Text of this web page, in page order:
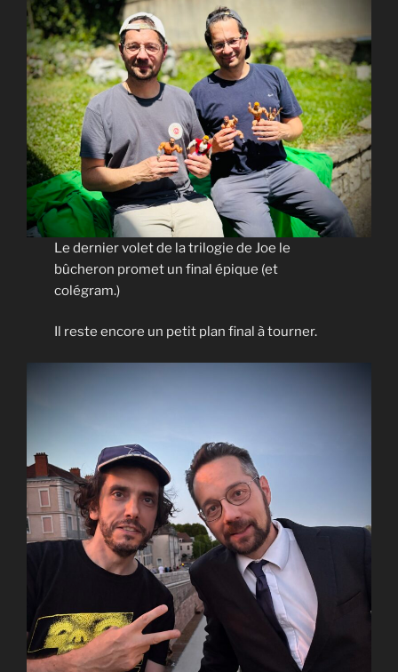
Le dernier volet de la trilogie de Joe le
bûcheron promet un final épique (et
colégram.)
Il reste encore un petit plan final à tourner.